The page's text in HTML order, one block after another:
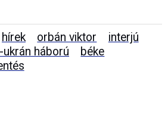
hírek orbán viktor
interjú
háború
béke